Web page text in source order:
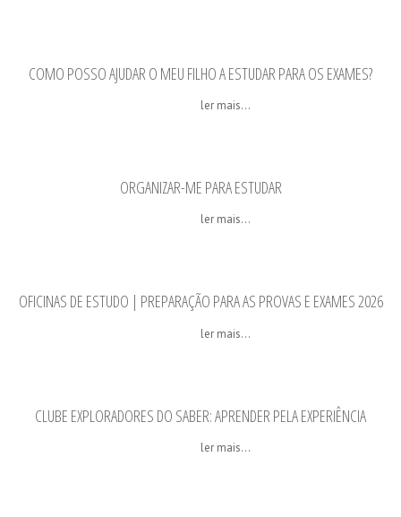
COMO POSSO AJUDAR O MEU FILHO A ESTUDAR PARA OS EXAMES?
ler mais...
ORGANIZAR-ME PARA ESTUDAR
ler mais...
OFICINAS DE ESTUDO | PREPARAÇÃO PARA AS PROVAS E EXAMES 2026
ler mais...
CLUBE EXPLORADORES DO SABER: APRENDER PELA EXPERIÊNCIA
ler mais...